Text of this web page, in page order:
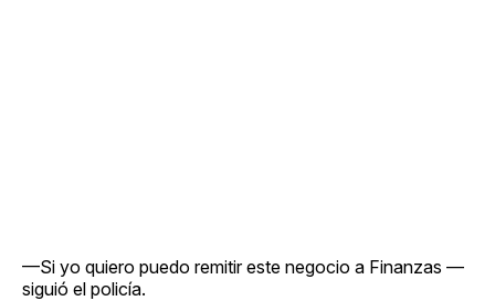
—Si yo quiero puedo remitir este negocio a Finanzas —
siguió el policía.